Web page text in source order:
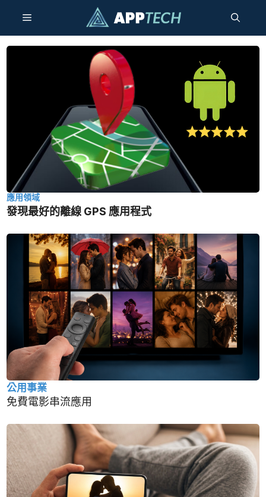
主
要
選
應用領域
發現最好的離線 GPS 應用程式
公用事業
免費電影串流應用